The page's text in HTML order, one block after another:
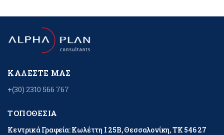
ΚΑΛΈΣΤΕ ΜΑΣ
+(30) 2310 566 767
ΤΟΠΟΘΕΣΊΑ
Κεντρικά Γραφεία: Κωλέττη Ι 25Β, Θεσσαλονίκη, ΤΚ 546 27